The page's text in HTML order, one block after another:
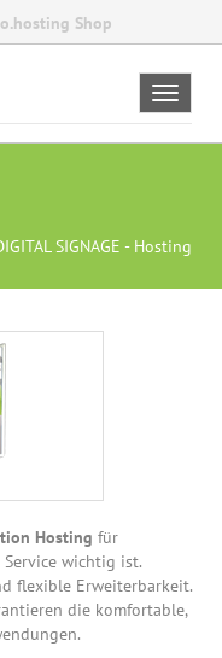
Shop
Toggle
SIGNAGE - Hosting
Hosting für
wichtig ist.
flexible Erweiterbarkeit.
die komfortable,